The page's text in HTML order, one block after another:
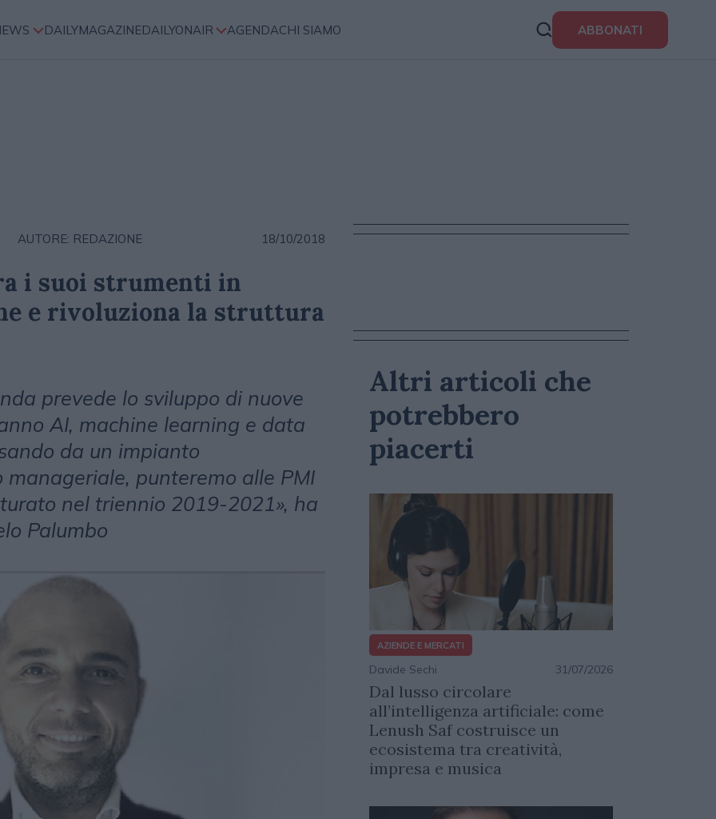
DAILYMAGAZINEDAILYONAIR AGENDACHI SIAMO ABBONATI
AUTORE: REDAZIONE 18/10/2018
i suoi strumenti in
e rivoluziona la struttura
prevede lo sviluppo di nuove
AI, machine learning e data
da un impianto
punteremo alle PMI
nel triennio 2019-2021», ha
Palumbo
Altri articoli che
potrebbero
piacerti
AZIENDE E MERCATI
Davide Sechi 31/07/2026
Dal lusso circolare
all’intelligenza artificiale: come
Lenush Saf costruisce un
ecosistema tra creatività,
impresa e musica